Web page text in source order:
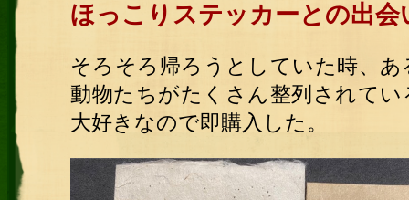
ほっこりステッカーとの出会
そろそろ帰ろうとしていた時、
動物たちがたくさん整列されて
大好きなので即購入した。